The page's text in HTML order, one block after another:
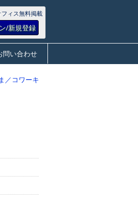
フィス無料掲載
/新規登録
問い合わせ
／コワーキ